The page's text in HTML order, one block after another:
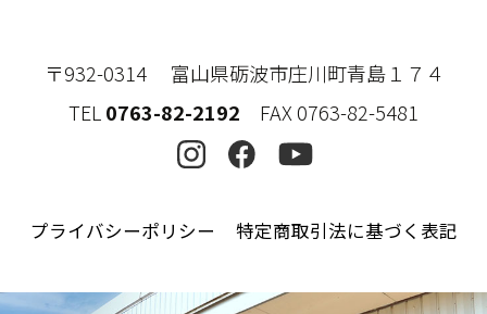
〒932-0314 富山県砺波市庄川町青島１７４
TEL0763-82-2192 FAX 0763-82-5481
プライバシーポリシー 特定商取引法に基づく表記